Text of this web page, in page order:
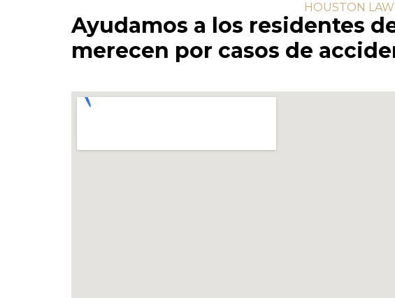
HOUSTON
Ayudamos a los residentes
merecen por casos de